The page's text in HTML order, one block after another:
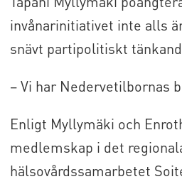
invånarinitiativet inte alls
snävt partipolitiskt
– Vi har Nedervetilbornas
Enligt Myllymäki och
medlemskap i det
hälsovårdssamarbetet